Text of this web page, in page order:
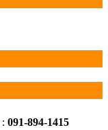
: 091-894-1415